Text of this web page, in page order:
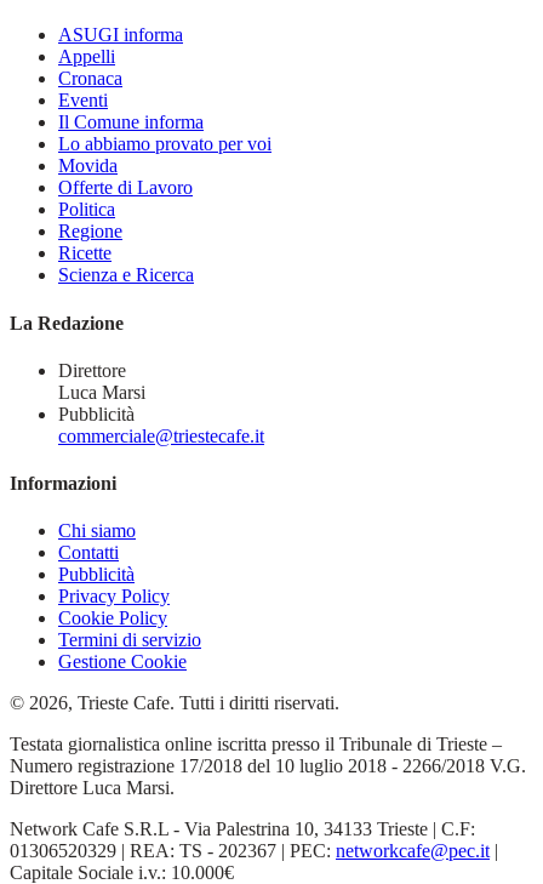
ASUGI informa
Appelli
Cronaca
Eventi
Il Comune informa
Lo abbiamo provato per voi
Movida
Offerte di Lavoro
Politica
Regione
Ricette
Scienza e Ricerca
La Redazione
Direttore
Luca Marsi
Pubblicità
commerciale@triestecafe.it
Informazioni
Chi siamo
Contatti
Pubblicità
Privacy Policy
Cookie Policy
Termini di servizio
Gestione Cookie
© 2026, Trieste Cafe. Tutti i diritti riservati.
Testata giornalistica online iscritta presso il Tribunale di Trieste –
Numero registrazione 17/2018 del 10 luglio 2018 - 2266/2018 V.G.
Direttore Luca Marsi.
Network Cafe S.R.L - Via Palestrina 10, 34133 Trieste | C.F:
01306520329 | REA: TS - 202367 | PEC: networkcafe@pec.it |
Capitale Sociale i.v.: 10.000€